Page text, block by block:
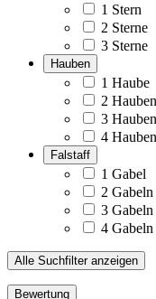
1 Stern
2 Sterne
3 Sterne
Hauben
1 Haube
2 Hauben
3 Hauben
4 Hauben
Falstaff
1 Gabel
2 Gabeln
3 Gabeln
4 Gabeln
Alle Suchfilter anzeigen
Bewertung